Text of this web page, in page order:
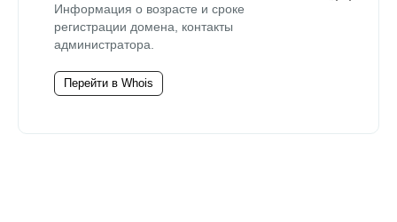
Информация о возрасте и сроке
регистрации домена, контакты
администратора.
Перейти в Whois